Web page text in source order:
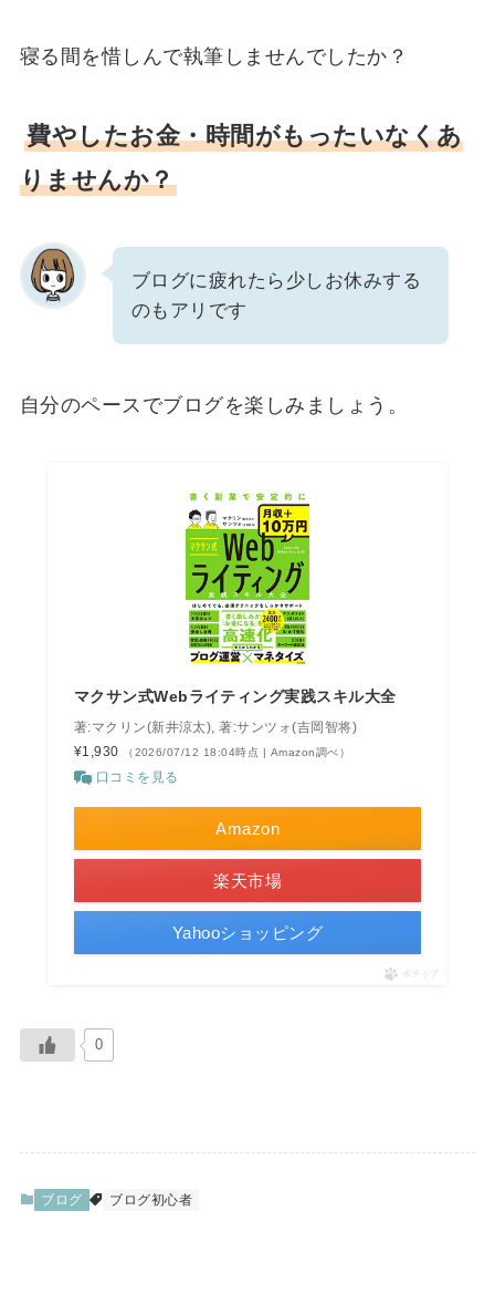
寝る間を惜しんで執筆しませんでしたか？
費やしたお金・時間がもったいなくあ
りませんか？
ブログに疲れたら少しお休みする
のもアリです
自分のペースでブログを楽しみましょう。
マクサン式Webライティング実践スキル大全
著:マクリン(新井涼太), 著:サンツォ(吉岡智将)
¥1,930
（2026/07/12 18:04時点 | Amazon調べ）
口コミを見る
Amazon
楽天市場
Yahooショッピング
ポチップ
0
ブログ ブログ初心者